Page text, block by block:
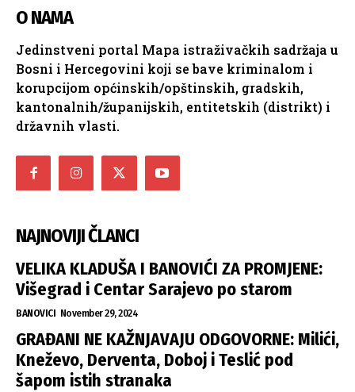
O NAMA
Jedinstveni portal Mapa istraživačkih sadržaja u
Bosni i Hercegovini koji se bave kriminalom i
korupcijom općinskih/opštinskih, gradskih,
kantonalnih/županijskih, entitetskih (distrikt) i
državnih vlasti.
NAJNOVIJI ČLANCI
VELIKA KLADUŠA I BANOVIĆI ZA PROMJENE:
Višegrad i Centar Sarajevo po starom
BANOVICI November 29, 2024
GRAĐANI NE KAŽNJAVAJU ODGOVORNE: Milići,
Kneževo, Derventa, Doboj i Teslić pod
šapom istih stranaka